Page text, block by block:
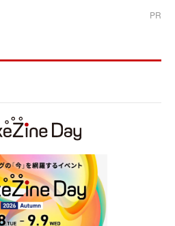
PR